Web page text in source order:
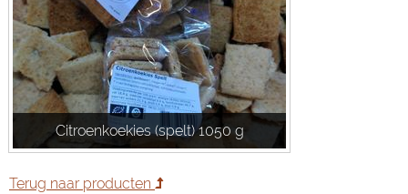
Citroenkoekies (spelt) 1050 g
Terug naar producten